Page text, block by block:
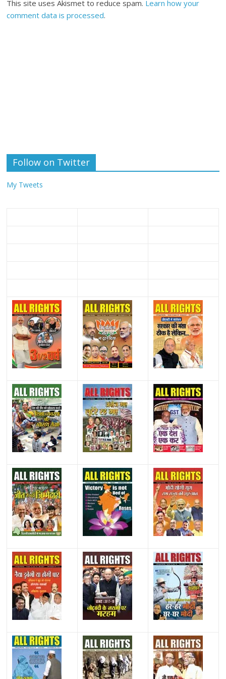
This site uses Akismet to reduce spam. Learn how your
comment data is processed.
Follow on Twitter
My Tweets